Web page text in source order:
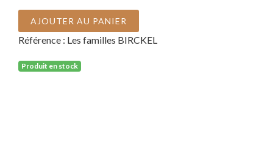
AJOUTER AU PANIER
Référence : Les familles BIRCKEL
Produit en stock